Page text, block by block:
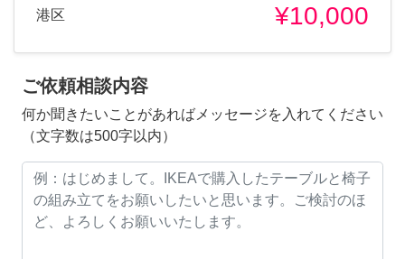
港区 ¥10,000
ご依頼相談内容
何か聞きたいことがあればメッセージを入れてください
（文字数は500字以内）